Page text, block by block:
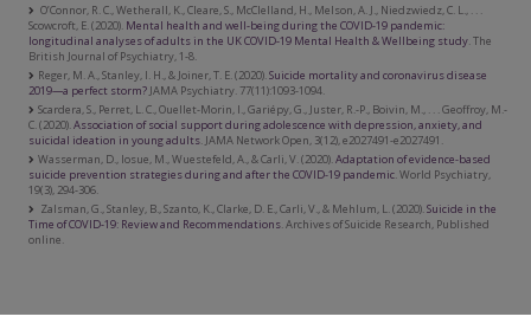
O’Connor, R. C., Wetherall, K., Cleare, S., McClelland, H., Melson, A. J., Niedzwiedz, C. L., . . .
Scowcroft, E. (2020). Mental health and well-being during the COVID-19 pandemic:
longitudinal analyses of adults in the UK COVID-19 Mental Health & Wellbeing study . The
British Journal of Psychiatry, 1-8.
Reger, M. A., Stanley, I. H., & Joiner, T. E. (2020). Suicide mortality and coronavirus disease
2019—a perfect storm? JAMA Psychiatry. 77(11):1093-1094.
Scardera, S., Perret, L. C., Ouellet-Morin, I., Gariépy, G., Juster, R.-P., Boivin, M., . . . Geoffroy, M.-
C. (2020). Association of social support during adolescence with depression, anxiety, and
suicidal ideation in young adults . JAMA Network Open, 3(12), e2027491-e2027491.
Wasserman, D., Iosue, M., Wuestefeld, A., & Carli, V. (2020). Adaptation of evidence‐based
suicide prevention strategies during and after the COVID‐19 pandemic . World Psychiatry,
19(3), 294-306.
Zalsman, G., Stanley, B., Szanto, K., Clarke, D. E., Carli, V., & Mehlum, L. (2020). Suicide in the
Time of COVID-19: Review and Recommendations . Archives of Suicide Research, Published
online.